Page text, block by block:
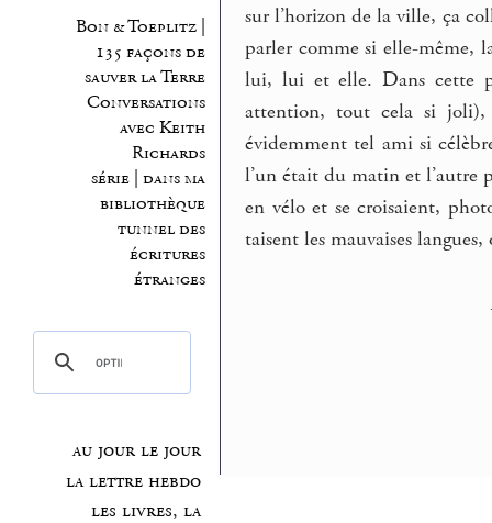
Bon & Toeplitz |
135 façons de
sauver la Terre
Conversations
avec Keith
Richards
série | dans ma
bibliothèque
tunnel des
écritures
étranges
au jour le jour
la lettre hebdo
les livres, la
sur l’horizon de la ville, ça
parler comme si elle-même,
lui, lui et elle. Dans cette
attention, tout cela si joli),
évidemment tel ami si
l’un était du matin et l’autre
en vélo et se croisaient,
taisent les mauvaises